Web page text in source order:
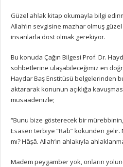
Güzel ahlak kitap okumayla bilgi
Allah’ın sevgisine mazhar olmuş
insanlarla dost olmak gerekiyor.
Bu konuda Çağın Bilgesi Prof. Dr.
sohbetlerine ulaşabileceğimiz en
Haydar Baş Enstitüsü belgelerinden
aktararak konunun açıklığa
müsaadenizle;
“Bunu bize gösterecek bir
Esasen terbiye “Rab” kökünden gelir.
mı? Hâşâ. Allah’ın ahlakıyla
Madem peygamber yok, onların